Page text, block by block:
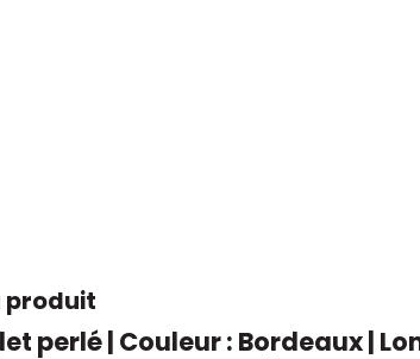
produit
perlé | Couleur : Bordeaux |